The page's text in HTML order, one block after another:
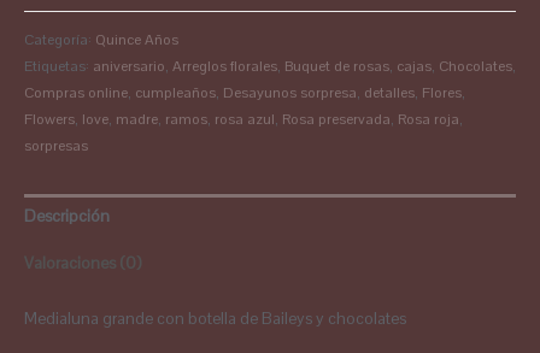
Categoría: Quince Años
Etiquetas: aniversario, Arreglos florales, Buquet de rosas, cajas, Chocolates,
Compras online, cumpleaños, Desayunos sorpresa, detalles, Flores,
Flowers, love, madre, ramos, rosa azul, Rosa preservada, Rosa roja,
sorpresas
Descripción
Valoraciones (0)
Medialuna grande con botella de Baileys y chocolates